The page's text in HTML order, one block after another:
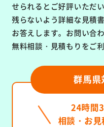
せられるとご好評いただい
残らないよう詳細な見積
お答えします。お問い合
無料相談・見積もりをご
群馬県
24時間
相談・お見